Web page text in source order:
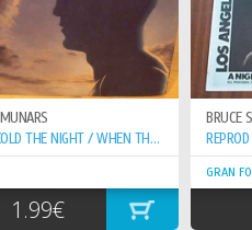
SO COLD THE NIGHT / WHEN THE WALLS COME...
1.99€
BRUCE
GRAN